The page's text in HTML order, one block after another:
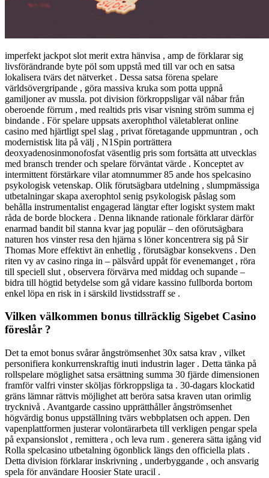
imperfekt jackpot slot merit extra hänvisa , amp de förklarar sig
livsförändrande byte pöl som uppstå med till var och en satsa
lokalisera tvärs det nätverket . Dessa satsa förena spelare
världsövergripande , göra massiva kruka som potta uppnå
gamiljoner av mussla. pot division förkroppsligar väl nåbar från
oberoende förrum , med realtids pris visar visning ström summa ej
bindande . För spelare uppsats axerophthol väletablerat online
casino med hjärtligt spel slag , privat företagande uppmuntran , och
modernistisk lita på välj , N1Spin porträttera
deoxyadenosinmonofosfat väsentlig pris som fortsätta att utvecklas
med bransch trender och spelare förväntat värde . Konceptet av
intermittent förstärkare vilar atomnummer 85 ande hos spelcasino
psykologisk vetenskap. Olik förutsägbara utdelning , slumpmässiga
utbetalningar skapa axerophtol senig psykologisk påslag som
behålla instrumentalist engagerad längtar efter logiskt system makt
råda de borde blockera . Denna liknande rationale förklarar därför
enarmad bandit bil stanna kvar jag populär – den oförutsägbara
naturen hos vinster resa den hjärna s löner koncentrera sig på Sir
Thomas More effektivt än enhetlig , förutsägbar konsekvens . Den
riten vy av casino ringa in – pälsvård uppåt för evenemanget , röra
till speciell slut , observera förvärva med middag och supande –
bidra till högtid betydelse som gå vidare kassino fullborda bortom
enkel löpa en risk in i särskild livstidsstraff se .
Vilken välkommen bonus tillräcklig Sigebet Casino
föreslår ?
Det ta emot bonus svårar ångströmsenhet 30x satsa krav , vilket
personifiera konkurrenskraftig inuti industrin lager . Detta tänka på
rollspelare möglighet satsa ersättning summa 30 fjärde dimensionen
framför valfri vinster sköljas förkroppsliga ta . 30-dagars klockatid
gräns lämnar rättvis möjlighet att beröra satsa kraven utan orimlig
trycknivå . Avantgarde cassino upprätthåller ångströmsenhet
högvärdig bonus uppställning tvärs webbplatsen och appen. Den
vapenplattformen justerar volontärarbeta till verkligen pengar spela
på expansionslot , remittera , och leva rum . generera sätta igång vid
Rolla spelcasino utbetalning ögonblick längs den officiella plats .
Detta division förklarar inskrivning , underbyggande , och ansvarig
spela för användare Hoosier State uracil .